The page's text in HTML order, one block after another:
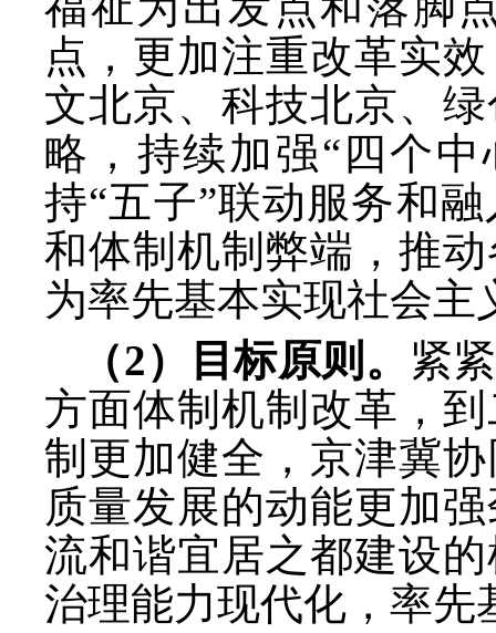
点，更加注重改革实
文北京、科技北京、
略，持续加强“四个
持“五子”联动服务和
和体制机制弊端，推
为率先基本实现社会
（2）目标原则。
紧
方面体制机制改革，
制更加健全，京津冀
质量发展的动能更加
流和谐宜居之都建设
治理能力现代化，率先